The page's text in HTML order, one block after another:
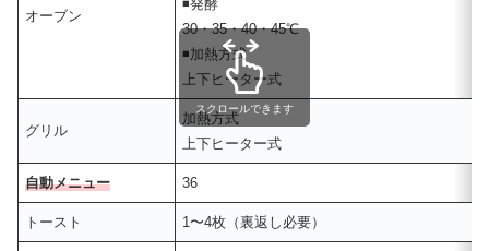
オーブン
◾️発酵
30・35・40・45℃
◾️加熱方式
上下ヒーター式
グリル
加熱方式
上下ヒーター式
自動メニュー 36
トースト 1〜4枚（裏返し必要）
スクロールできます